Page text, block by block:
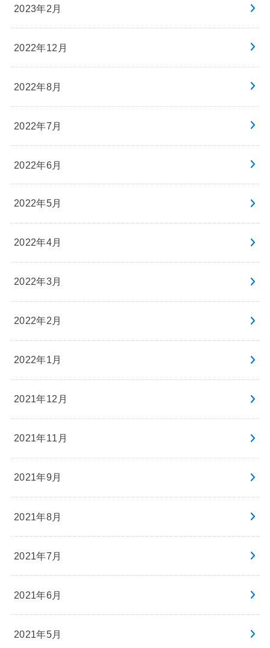
2023年2月
2022年12月
2022年8月
2022年7月
2022年6月
2022年5月
2022年4月
2022年3月
2022年2月
2022年1月
2021年12月
2021年11月
2021年9月
2021年8月
2021年7月
2021年6月
2021年5月